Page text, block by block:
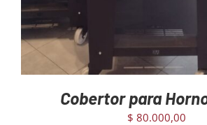
Cobertor para
$ 80.000,00